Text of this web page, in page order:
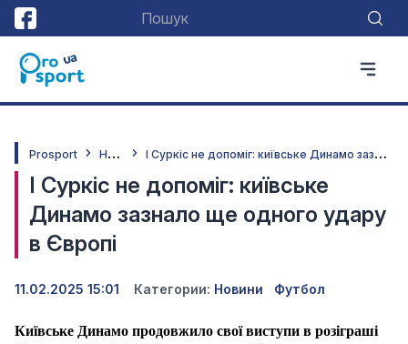
Prosport Н
овини І
Суркіс не допоміг: київське Динамо зазнало ще одного удару в Європі
І Суркіс не допоміг: київське
Динамо зазнало ще одного удару
в Європі
11.02.2025 15:01 Категории: Новини Футбол
Київське Динамо продовжило свої виступи в розіграші